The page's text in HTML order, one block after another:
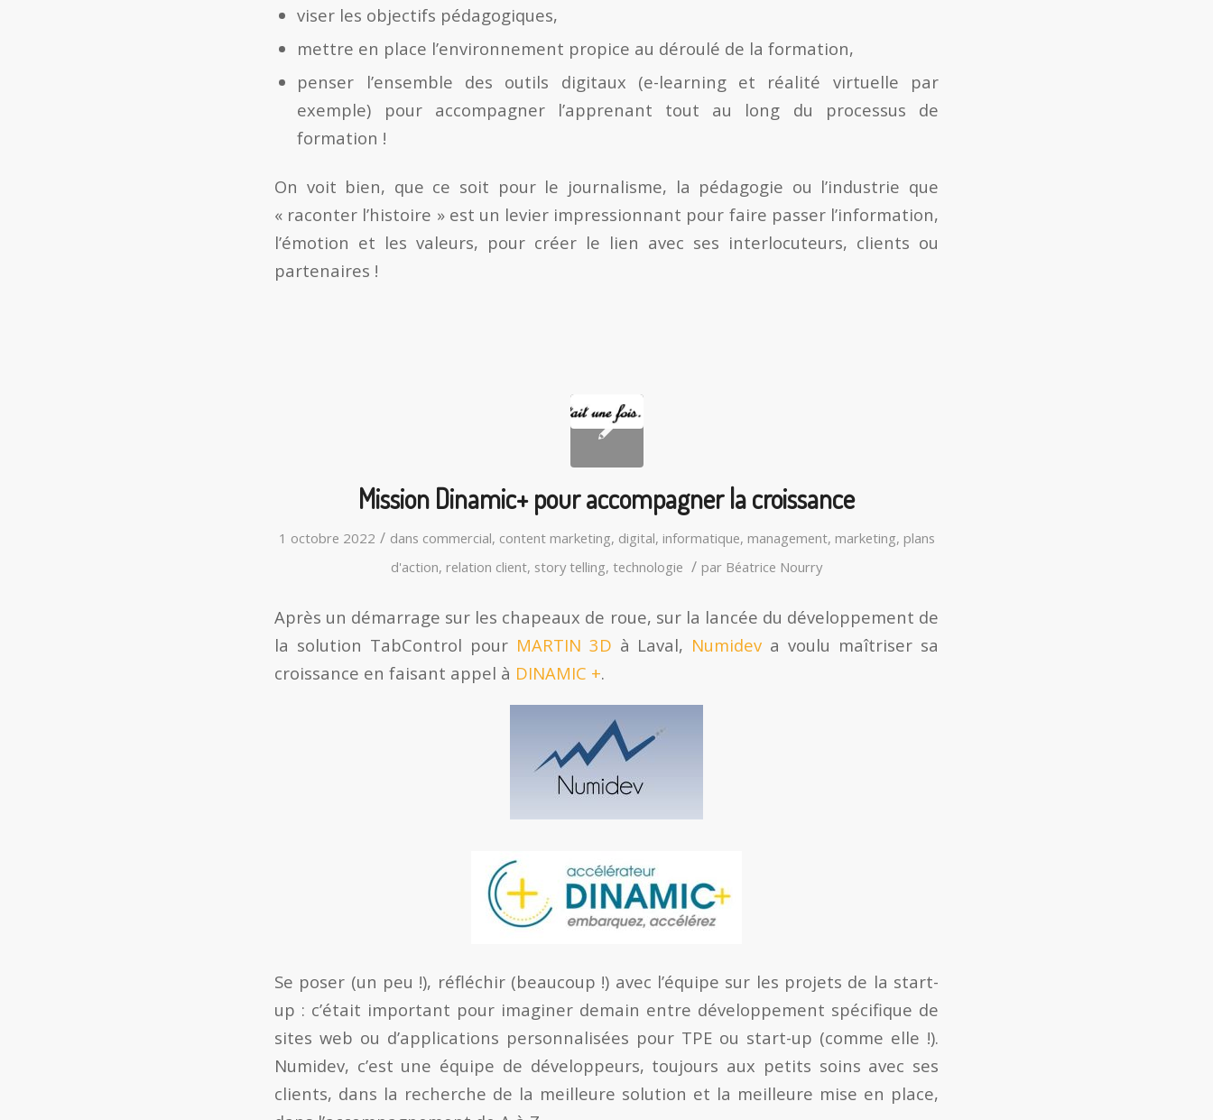
viser les objectifs pédagogiques,
mettre en place l’environnement propice au déroulé de la formation,
penser l’ensemble des outils digitaux (e-learning et réalité virtuelle par
exemple) pour accompagner l’apprenant tout au long du processus de
formation !
On voit bien, que ce soit pour le journalisme, la pédagogie ou l’industrie que
« raconter l’histoire » est un levier impressionnant pour faire passer l’information,
l’émotion et les valeurs, pour créer le lien avec ses interlocuteurs, clients ou
partenaires !
Mission Dinamic+ pour accompagner la croissance
1 octobre 2022 / dans commercial, content marketing, digital, informatique, management, marketing, plans
d'action, relation client, story telling, technologie / par Béatrice Nourry
Après un démarrage sur les chapeaux de roue, sur la lancée du développement de
la solution TabControl pour MARTIN 3D à Laval, Numidev a voulu maîtriser sa
croissance en faisant appel à DINAMIC +.
Se poser (un peu !), réfléchir (beaucoup !) avec l’équipe sur les projets de la start-
up : c’était important pour imaginer demain entre développement spécifique de
sites web ou d’applications personnalisées pour TPE ou start-up (comme elle !).
Numidev, c’est une équipe de développeurs, toujours aux petits soins avec ses
clients, dans la recherche de la meilleure solution et la meilleure mise en place,